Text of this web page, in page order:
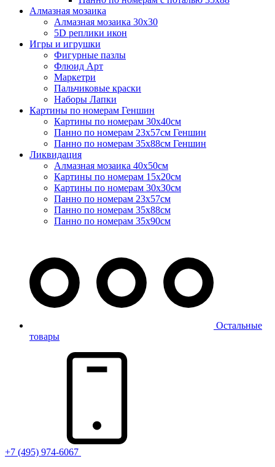
Алмазная мозаика
Алмазная мозаика 30х30
5D реплики икон
Игры и игрушки
Фигурные пазлы
Флюид Арт
Маркетри
Пальчиковые краски
Наборы Лапки
Картины по номерам Геншин
Картины по номерам 30х40см
Панно по номерам 23х57см Геншин
Панно по номерам 35х88см Геншин
Ликвидация
Алмазная мозаика 40х50см
Картины по номерам 15х20см
Картины по номерам 30х30см
Панно по номерам 23х57см
Панно по номерам 35х88см
Панно по номерам 35х90см
Остальные
товары
+7 (495) 974-6067